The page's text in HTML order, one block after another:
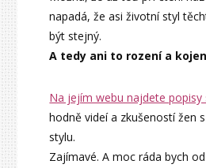
napadá, že asi životní styl
být stejný.
A tedy ani to rození a
Na jejím webu najdete popisy
hodně videí a zkušeností žen
stylu.
Zajímavé. A moc ráda bych